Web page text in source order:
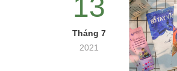
13
Tháng 7
2021